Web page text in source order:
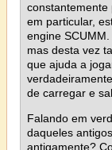
constantemente
em particular,
engine
mas desta vez
que ajuda a
de carregar e
Falando em
daqueles
antigamente?